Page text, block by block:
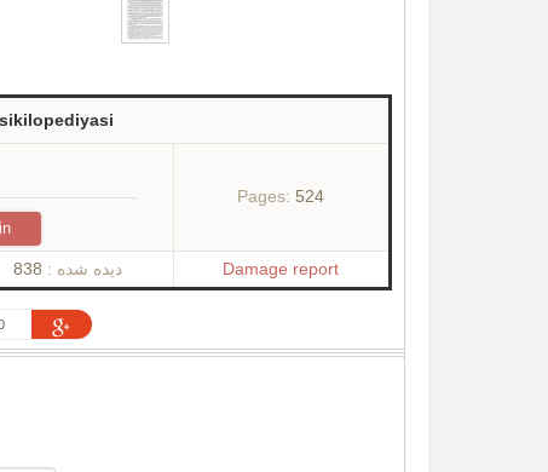
Pages: 524
دیده شده : 838 Damage report